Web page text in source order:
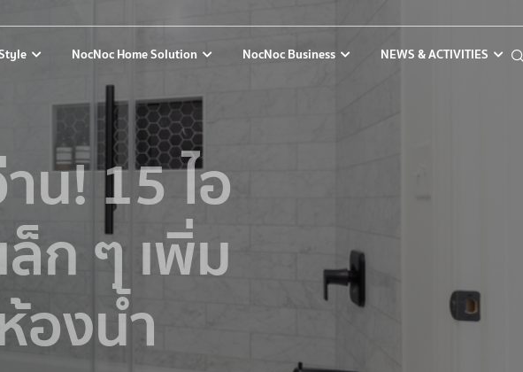
NocNoc Home Solution NocNoc Business NEWS & ACTIVITIES
น! 15 ไอ
ก ๆ เพิ่ม
องน้ำ